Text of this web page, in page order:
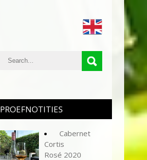
PROEFNOTITIES
Cabernet
Cortis
Rosé 2020